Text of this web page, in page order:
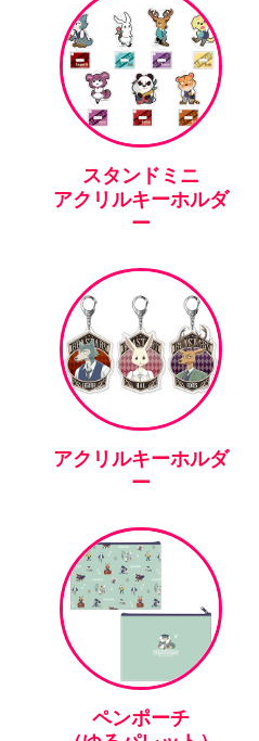
スタンドミニ
アクリルキーホルダ
ー
アクリルキーホルダ
ー
ペンポーチ